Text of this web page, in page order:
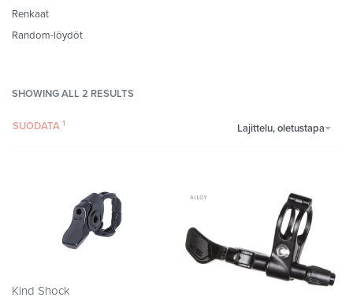
Renkaat
Random-löydöt
SHOWING ALL 2 RESULTS
Lajittelu, oletustapa
SUODATA
Kind Shock